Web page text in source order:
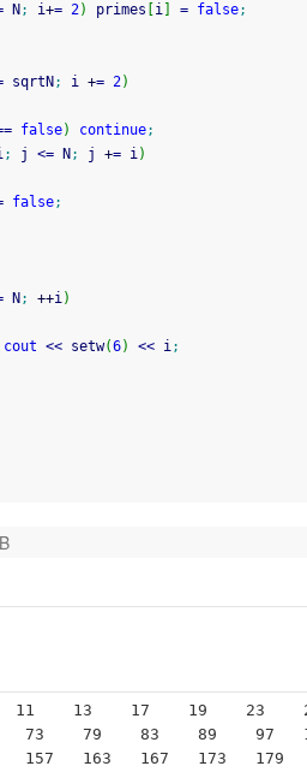
N ; i+= 2) primes i = false;
sqrtN ; i += 2)
false) continue;
; j <= N ; j += i)
false;
N ; ++i)
cout << setw(6) << i;
79    83    89    97
157   163   167   173   179